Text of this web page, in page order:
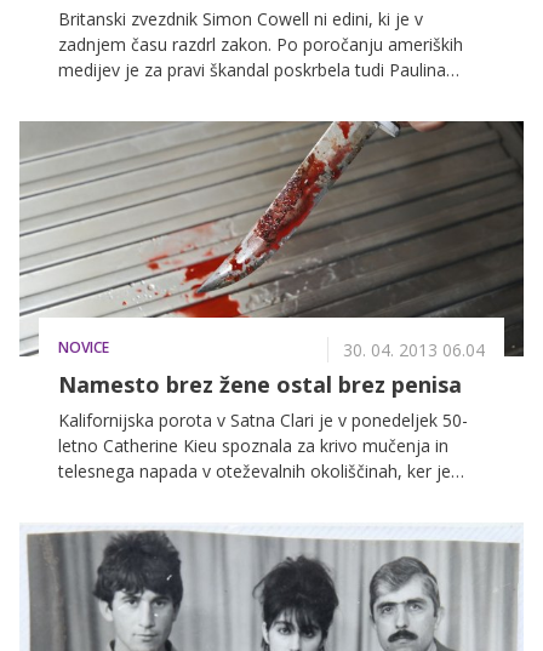
Britanski zvezdnik Simon Cowell ni edini, ki je v
zadnjem času razdrl zakon. Po poročanju ameriških
medijev je za pravi škandal poskrbela tudi Paulina
Par se je spoznal v Mehiki, Gerardo pa je bil v času
njune romance še vedno poročen. Ko je novica o aferi
na uho prišla njegovi ženi je ta vložila zahtevo za
ločitev.
NOVICE 30. 04. 2013 06.04
Namesto brez žene ostal brez penisa
Kalifornijska porota v Satna Clari je v ponedeljek 50-
letno Catherine Kieu spoznala za krivo mučenja in
telesnega napada v oteževalnih okoliščinah, ker je
moškega ključnih centimetrov mednožja in jih vrgla v
kuhinjski stroj za mletje organskih odpadkov.